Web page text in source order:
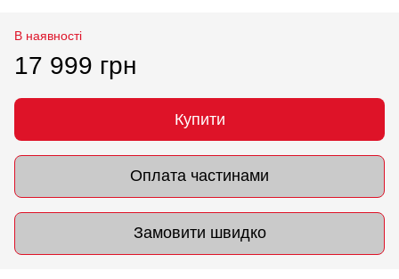
В наявності
17 999 грн
Купити
Оплата частинами
Замовити швидко